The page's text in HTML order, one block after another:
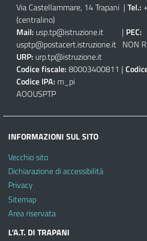
Via Castellammare, 14 Trapani | Tel.:
(centralino)
Mail: usp.tp@istruzione.it | PEC:
usptp@postacert.istruzione.it NON
URP: urp.tp@istruzione.it
Codice fiscale: 80003400811 |
Codice IPA: m_pi
AOOUSPTP
INFORMAZIONI SUL SITO
Vecchio sito
Dichiarazione di accessibilità
Privacy
Sitemap
Area riservata
L’A.T. DI TRAPANI